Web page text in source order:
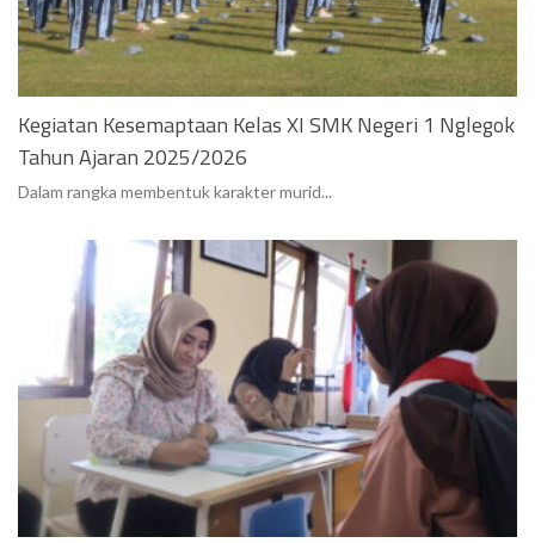
Kegiatan Kesemaptaan Kelas XI SMK Negeri 1 Nglegok
Tahun Ajaran 2025/2026
Dalam rangka membentuk karakter murid...